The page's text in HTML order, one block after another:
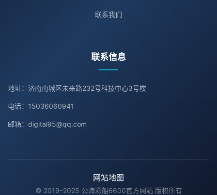
联系我们
联系信息
地址：济南南城区未来路232号科技中心3号楼
电话：15036060941
邮箱：digital95@qq.com
网站地图
© 2019–2025 公海彩船6600官方网站 版权所有